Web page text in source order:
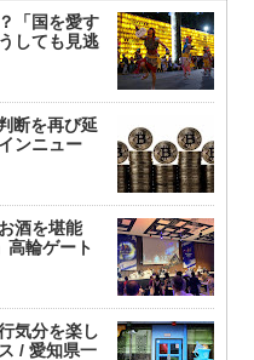
「国を愛す
しても見逃
断を再び延
ンニュー
酒を堪能
高輪ゲート
気分を楽し
/ 愛知県一